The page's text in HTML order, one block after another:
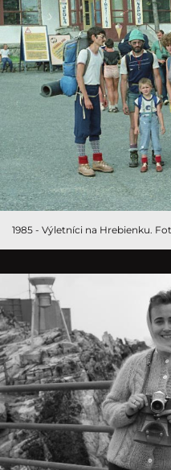
1985 - Výletníci na Hrebienku.